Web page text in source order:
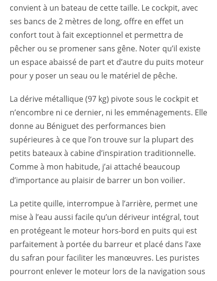
convient à un bateau de cette taille. Le cockpit, avec
ses bancs de 2 mètres de long, offre en effet un
confort tout à fait exceptionnel et permettra de
pêcher ou se promener sans gêne. Noter qu’il existe
un espace abaissé de part et d’autre du puits moteur
pour y poser un seau ou le matériel de pêche.
La dérive métallique (97 kg) pivote sous le cockpit et
n’encombre ni ce dernier, ni les emménagements. Elle
donne au Béniguet des performances bien
supérieures à ce que l’on trouve sur la plupart des
petits bateaux à cabine d’inspiration traditionnelle.
Comme à mon habitude, j’ai attaché beaucoup
d’importance au plaisir de barrer un bon voilier.
La petite quille, interrompue à l’arrière, permet une
mise à l’eau aussi facile qu’un dériveur intégral, tout
en protégeant le moteur hors-bord en puits qui est
parfaitement à portée du barreur et placé dans l’axe
du safran pour faciliter les manœuvres. Les puristes
pourront enlever le moteur lors de la navigation sous